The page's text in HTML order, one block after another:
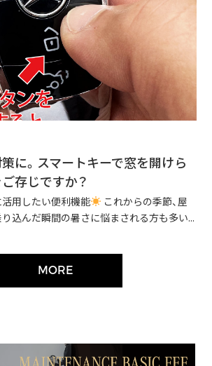
に。スマートキーで窓を開けら
存じですか？
用したい便利機能
これからの季節、屋
込んだ瞬間の暑さに悩まされる方も多い...
MORE